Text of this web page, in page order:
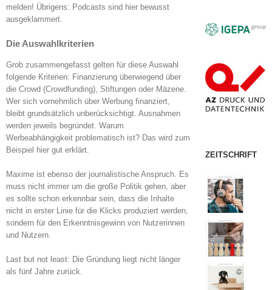
melden! Übrigens: Podcasts sind hier bewusst
ausgeklammert.
Die Auswahlkriterien
Grob zusammengefasst gelten für diese Auswahl
folgende Kriterien: Finanzierung überwiegend über
die Crowd (Crowdfunding), Stiftungen oder Mäzene.
Wer sich vornehmlich über Werbung finanziert,
bleibt grundsätzlich unberücksichtigt. Ausnahmen
werden jeweils begründet. Warum
Werbeabhängigkeit problematisch ist? Das wird zum
Beispiel hier gut erklärt.
Maxime ist ebenso der journalistische Anspruch. Es
muss nicht immer um die große Politik gehen, aber
es sollte schon erkennbar sein, dass die Inhalte
nicht in erster Linie für die Klicks produziert werden,
sondern für den Erkenntnisgewinn von Nutzerinnen
und Nutzern.
Last but not least: Die Gründung liegt nicht länger
als fünf Jahre zurück.
ZEITSCHRIFT